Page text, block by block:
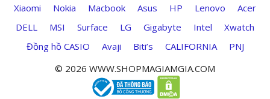
Xiaomi
Nokia Macbook Asus HP Lenovo
Acer
DELL
MSI Surface LG Gigabyte Intel
Xwatch
Đồng hồ CASIO
Avaji Biti’s CALIFORNIA
PNJ
© 2026 WWW.SHOPMAGIAMGIA.COM